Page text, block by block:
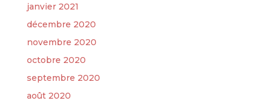
janvier 2021
décembre 2020
novembre 2020
octobre 2020
septembre 2020
août 2020